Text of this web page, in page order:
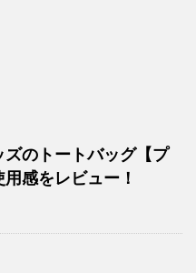
ズのトートバッグ【プ
感をレビュー！